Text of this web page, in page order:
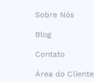
Sobre Nós
Blog
Contato
Área do Cliente